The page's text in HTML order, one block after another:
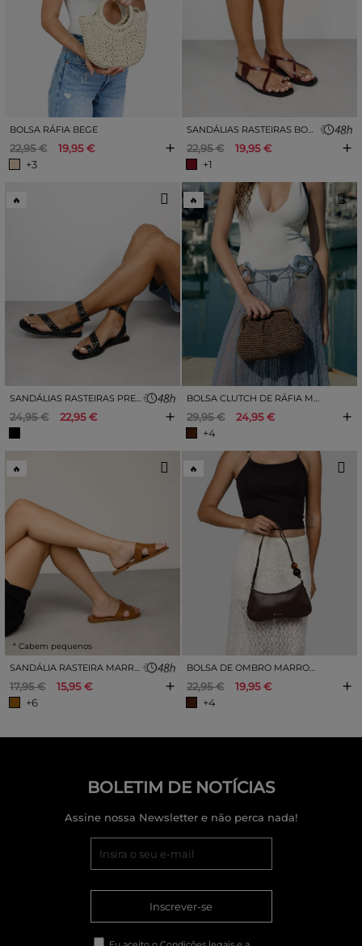
BOLSA RÁFIA BEGE
22,95 €
19,95 €
+3
+ 22,95 €
19,95 €
+1
+
🔥
SANDÁLIAS RASTEIRAS PRETAS COM TACHAS METÁLICAS
24,95 € 22,95 € +
🔥
BOLSA CLUTCH DE RÁFIA MARROM COM CORRENTE
29,95 €
24,95 €
+4
+
🔥
* Cabem pequenos
17,95 €
15,95 €
+6
+
🔥
22,95 €
19,95 €
+4
+
BOLETIM DE NOTÍCIAS
Assine nossa Newsletter e não perca nada!
Inscrever-se